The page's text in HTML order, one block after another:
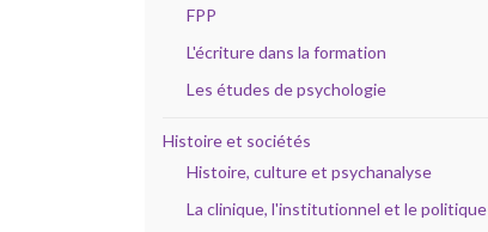
FPP
L'écriture dans la formation
Les études de psychologie
Histoire et sociétés
Histoire, culture et psychanalyse
La clinique, l'institutionnel et le politique